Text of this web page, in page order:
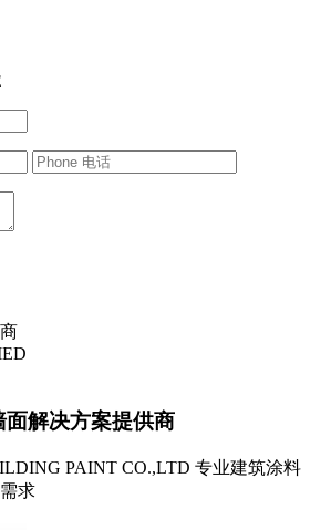
解决方案提供商
PAINT CO.,LTD 专业建筑涂料
求